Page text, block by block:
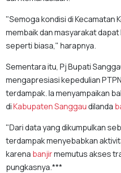
"Semoga kondisi di Kecamatan
membaik dan masyarakat
seperti biasa," harapnya.
Sementara itu, Pj Bupati
mengapresiasi kepedulian
terdampak. Ia menyampaikan
diKabupaten Sanggaudilanda
"Dari data yang dikumpulkan
terdampak menyebabkan
karena banjirmemutus akses
pungkasnya.***